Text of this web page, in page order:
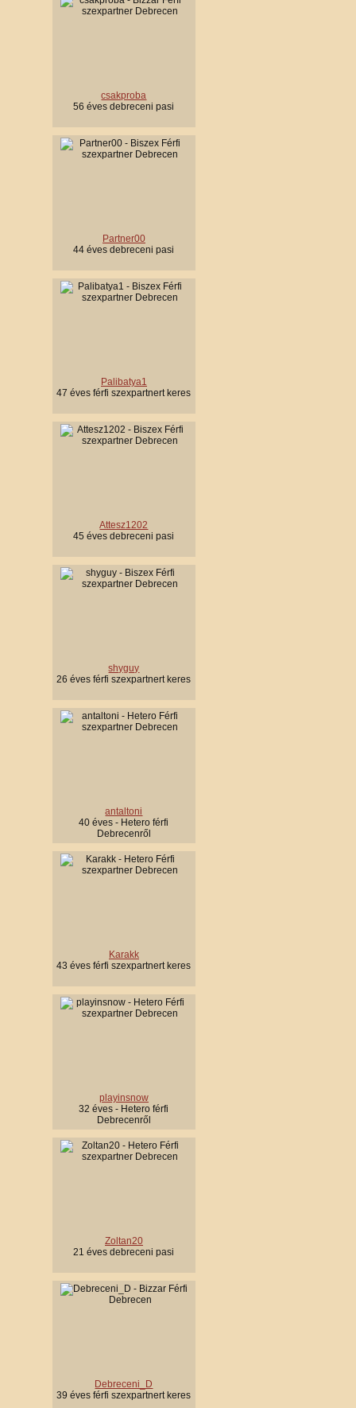
csakproba
56 éves debreceni pasi
Partner00
44 éves debreceni pasi
Palibatya1
47 éves férfi szexpartnert keres
Attesz1202
45 éves debreceni pasi
shyguy
26 éves férfi szexpartnert keres
antaltoni
40 éves - Hetero férfi
Debrecenről
Karakk
43 éves férfi szexpartnert keres
playinsnow
32 éves - Hetero férfi
Debrecenről
Zoltan20
21 éves debreceni pasi
Debreceni_D
39 éves férfi szexpartnert keres